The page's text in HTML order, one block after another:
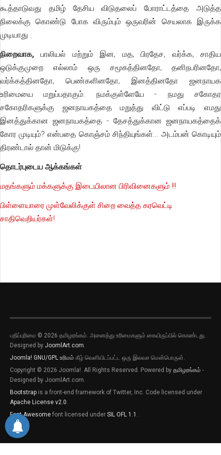
கூத்தாடுவது தமிழ் தேசிய விடுதலைப் போராட்டத்தை அடுத்த
நிலைக்கு கொண்டு போக விரும்பும் ஒருவரின் செயலாக இருக்க
முடியாது .
நிறைவாக, பாலியல் மற்றும் இன, மத, பிரதேச, வர்க்க, சாதிய
ஒடுக்குமுறை எல்லாம் ஒரு சமூகத்தினதோ, தனிநபரினதோ,
வர்க்கத்தினதோ, பெண்களினதோ, இனத்தினதோ ஜனநாயக
உரிமையை மறுப்பதாகும். நமக்குள்ளேயே - நமது சகோதர
சகோதரிகளுக்கு ஜனநாயகத்தை மறுத்து விட்டு எப்படி எமது
இனத்துக்கான ஜனநாயகத்தை - தேசத்துக்கான ஜனநாயகத்தைக்
கோர முடியும்? என்பதை கொஞ்சம் சிந்தியுங்கள்... அடம்பன் கொடியும்
திரண்டால் தான் மிடுக்கு!
தொடர்புடைய ஆக்கங்கள்
மதங்களும் மக்களுக்கு இடையிலான பிரிவினைகளும் !!!
பிள்ளையாரை முள்வேலிக்குள் சிறை வைத்த கரவெட்டி
சாதிவெறியர்கள்!
பதிப்புரிமை © 2026 தமிழரங்கம். அனைத்து உரிமைகளும் கையிருப்பில் கொண்டது.
Designed by JoomlArt.com
Joomla! GNU/GPL உரிமம் கீழ் வெளியிடப்பட்ட ஒரு இலவச மென்பொருள்.
Copyright © 2026 Joomla!. All Rights Reserved. Powered by தமிழரங்கம் -
Designed by JoomlArt.com.
Bootstrap is a front-end framework of Twitter, Inc. Code licensed under
Apache License v2.0
Font Awesome font licensed under SIL OFL 1.1
புதிய இடுகைகளுக்கான அறிவிப்புகளை
பெறவிரும்பின் விருப்பு அழுத்தியை அழுத்தி
தெரிவிக்கவும்
புதிய இடுகைகளுக்கான அறிவிப்புகளை
பெறவிரும்பின் விருப்பு அழுத்தியை அழுத்தி
தெரிவிக்கவும்
தற்போது வேண்டாம்